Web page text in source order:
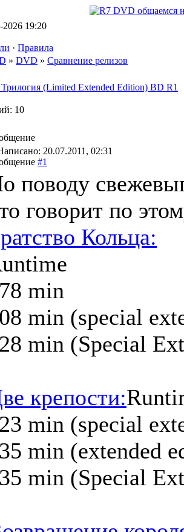
2026 19:20
· Правила
» DVD » Сравнение релизов
(Limited Extended Edition) BD R1
10
20.07.2011, 02:31
#1
поводу
говорит по
Кольца:
min
min (special
min (Special
крепости:
min (special
min (extended
min (Special